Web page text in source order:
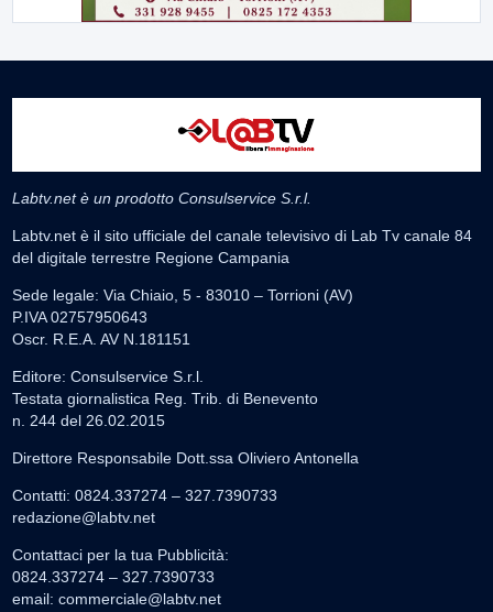
Labtv.net è un prodotto Consulservice S.r.l.
Labtv.net è il sito ufficiale del canale televisivo di Lab Tv canale 84
del digitale terrestre Regione Campania
Sede legale: Via Chiaio, 5 - 83010 – Torrioni (AV)
P.IVA 02757950643
Oscr. R.E.A. AV N.181151
Editore: Consulservice S.r.l.
Testata giornalistica Reg. Trib. di Benevento
n. 244 del 26.02.2015
Direttore Responsabile Dott.ssa Oliviero Antonella
Contatti: 0824.337274 – 327.7390733
redazione@labtv.net
Contattaci per la tua Pubblicità:
0824.337274 – 327.7390733
email: commerciale@labtv.net